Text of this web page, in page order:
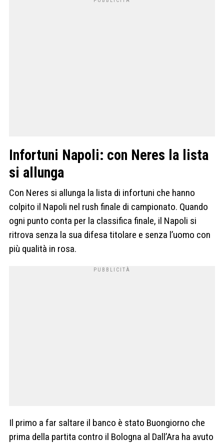
Infortuni Napoli: con Neres la lista
si allunga
Con Neres si allunga la lista di infortuni che hanno
colpito il Napoli nel rush finale di campionato. Quando
ogni punto conta per la classifica finale, il Napoli si
ritrova senza la sua difesa titolare e senza l’uomo con
più qualità in rosa.
Il primo a far saltare il banco è stato Buongiorno che
prima della partita contro il Bologna al Dall’Ara ha avuto